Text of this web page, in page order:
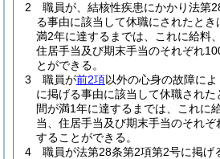
2
職員が、結核性疾患にかかり法第
る事由に該当して休職にされたと
満2年に達するまでは、これに給料
住居手当及び期末手当のそれぞれ
とができる。
3
職員が前2項以外の心身の故障に
に掲げる事由に該当して休職され
間が満1年に達するまでは、これに
当、住居手当及び期末手当のそれ
することができる。
4
職員が法第28条第2項第2号に掲げ